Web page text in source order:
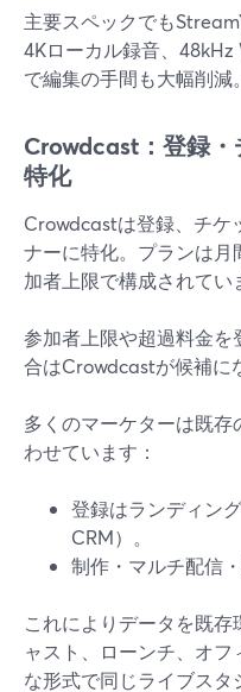
主要スペックでも
4Kローカル録音、
で編集の手間も大幅削減。
Crowdcast：登録
特化
Crowdcastは登録、チケ
ナーに特化。プランは
加者上限で構成されてい
参加者上限や超過料金
合はCrowdcastが候補に
多くのマーケターは既
わせています：
登録はランディン
CRM）。
制作・マルチ配信
これによりデータを既
ャスト、ローンチ、オ
な形式で同じライブスタ